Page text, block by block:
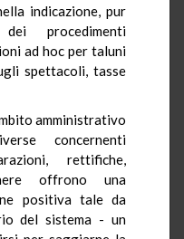
indicazione, pur
procedimenti
ad hoc per taluni
spettacoli, tasse
amministrativo
concernenti
rettifiche,
offrono una
positiva tale da
del sistema - un